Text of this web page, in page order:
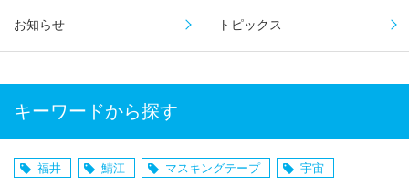
お知らせ トピックス
キーワードから探す
福井 鯖江 マスキングテープ 宇宙